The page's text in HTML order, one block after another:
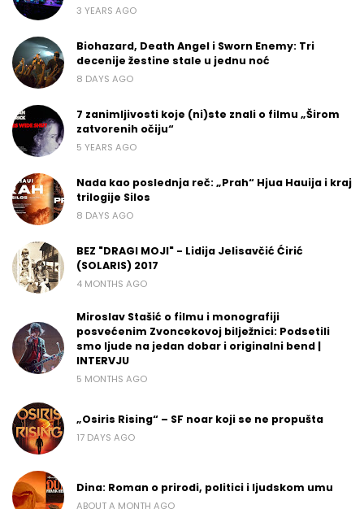
3 YEARS AGO
Biohazard, Death Angel i Sworn Enemy: Tri
decenije žestine stale u jednu noć
8 DAYS AGO
7 zanimljivosti koje (ni)ste znali o filmu „Širom
zatvorenih očiju“
5 YEARS AGO
Nada kao poslednja reč: „Prah“ Hjua Hauija i kraj
trilogije Silos
8 DAYS AGO
BEZ "DRAGI MOJI" - Lidija Jelisavčić Ćirić
(SOLARIS) 2017
4 MONTHS AGO
Miroslav Stašić o filmu i monografiji
posvećenim Zvoncekovoj bilježnici: Podsetili
smo ljude na jedan dobar i originalni bend |
INTERVJU
5 MONTHS AGO
„Osiris Rising“ – SF noar koji se ne propušta
17 DAYS AGO
Dina: Roman o prirodi, politici i ljudskom umu
ABOUT A MONTH AGO